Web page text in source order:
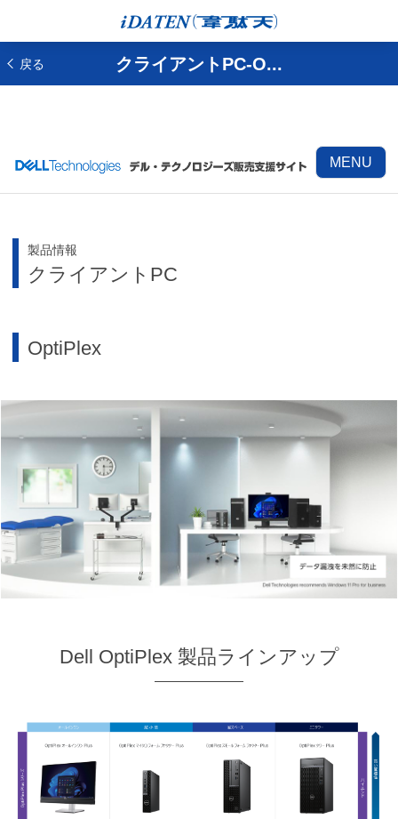
戻る クライアントPC-O...
MENU
製品情報
クライアントPC
OptiPlex
Dell OptiPlex 製品ラインアップ